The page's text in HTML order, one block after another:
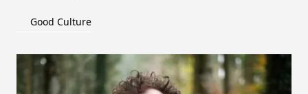
Good Culture